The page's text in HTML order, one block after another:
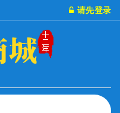
请先登录